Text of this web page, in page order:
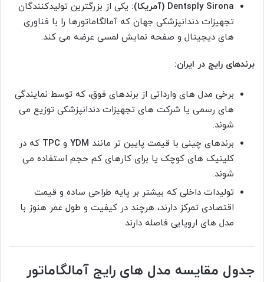
Dentsply Sirona (آمریکا):
یکی از بزرگترین تولیدکنندگان
تجهیزات دندانپزشکی جهان که آمالگاماتورها را با فناوری
های دیجیتال و صفحه نمایش لمسی عرضه می کند.
برندهای رایج در ایران:
برخی مدل های وارداتی از برندهای فوق، که توسط نمایندگی
های رسمی یا شرکت های تجهیزات دندانپزشکی توزیع می
شوند.
برندهای چینی با قیمت پایین تر مانند YDM و TPC که در
کلینیک های کوچک یا برای کارهای کم حجم استفاده می
شوند.
تولیدات داخلی که بیشتر بر پایه طراحی ساده و قیمت
اقتصادی تمرکز دارند، هرچند در کیفیت و طول عمر هنوز با
مدل های اروپایی فاصله دارند.
جدول مقایسه مدل های رایج آمالگاماتور